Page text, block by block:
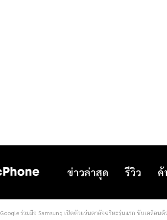
ข่าวล่าสุด รีวิว ค้
Google ร่วมมือ Samsung เปิดตัวแว่นตาอัจฉริยะรุ่นแรก ขับเคลื่อน